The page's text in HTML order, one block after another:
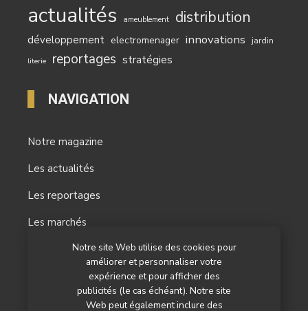
Notre site Web utilise des cookies pour
améliorer et personnaliser votre
expérience et pour afficher des
publicités (le cas échéant). Notre site
Web peut également inclure des
actualités ameublement distribution
développement electromenager innovations jardin
literie reportages stratégies
NAVIGATION
Notre magazine
Les actualités
Les reportages
Les marchés
Nos autres titres